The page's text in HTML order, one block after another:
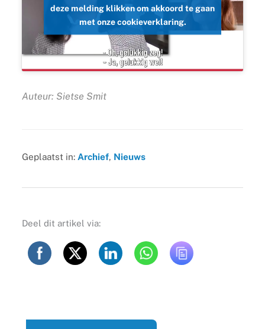
deze melding klikken om akkoord te gaan
met onze cookieverklaring.
Auteur: Sietse Smit
Geplaatst in: Archief, Nieuws
Deel dit artikel via: